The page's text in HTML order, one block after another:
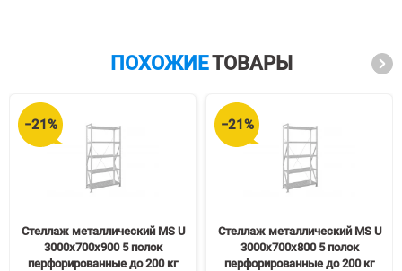
ПОХОЖИЕТОВАРЫ
−21%
Стеллаж металлический MS U
3000х700х900 5 полок
перфорированные до 200 кг
−21%
Стеллаж металлический MS U
3000х700х800 5 полок
перфорированные до 200 кг